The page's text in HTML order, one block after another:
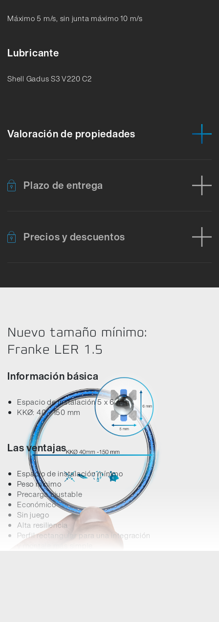
Máximo 5 m/s, sin junta máximo 10 m/s
Lubricante
Shell Gadus S3 V220 C2
Valoración de propiedades
Plazo de entrega
Precios y descuentos
Nuevo tamaño mínimo:
Franke LER 1.5
Información básica
Espacio de instalación 5 x 6 mm
KKØ: 40 - 150 mm
Las ventajas
Espacio de instalación mínimo
Peso mínimo
Precarga ajustable
Económico
Sin juego
Alta resiliencia
Perfil rectangular para una integración